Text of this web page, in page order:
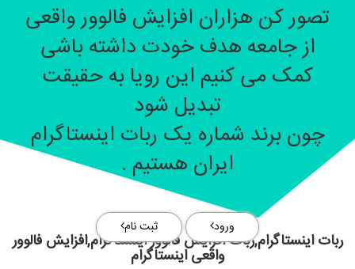
تصور کن هزاران افزایش فالوور واقعی
از جامعه هدف خودت داشته باشی
کمک می کنیم این رویا به حقیقت
تبدیل شود
چون برند شماره یک ربات اینستاگرام
ایران هستیم .
ورود ثبت نام
ربات اینستاگرام,ربات افزایش فالوور اینستاگرام,افزایش فالوور
واقعی اینستاگرام